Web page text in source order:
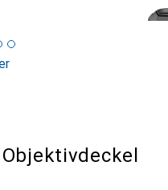
Objektivdeckel